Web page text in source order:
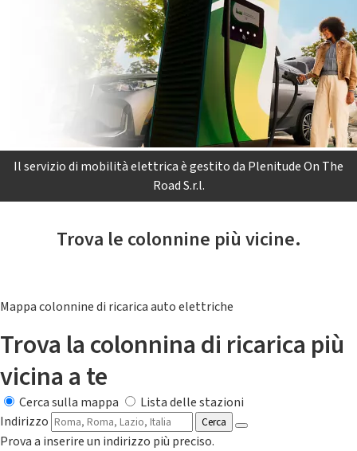
Il servizio di mobilità elettrica è gestito da Plenitude On The
Road S.r.l.
Trova le colonnine più vicine.
Mappa colonnine di ricarica auto elettriche
Trova la colonnina di ricarica più
vicina a te
Cerca sulla mappa
Lista delle stazioni
Indirizzo
Cerca
Prova a inserire un indirizzo più preciso.